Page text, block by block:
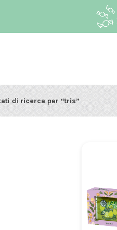
di ricerca per “tris”